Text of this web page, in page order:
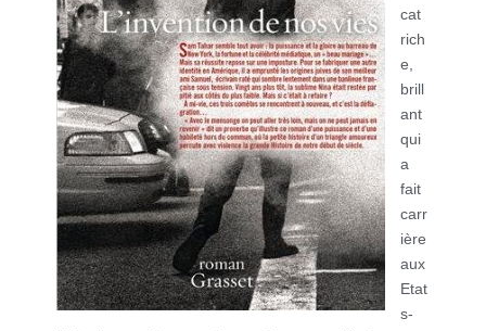
cat
rich
e,
brill
ant
qui
a
fait
carr
ière
aux
Etat
s-